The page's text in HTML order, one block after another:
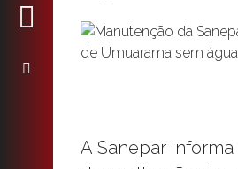
A Sanepar